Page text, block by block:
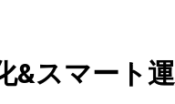
&スマート